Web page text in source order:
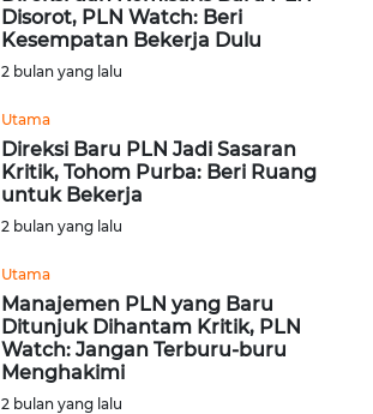
Disorot, PLN Watch: Beri
Kesempatan Bekerja Dulu
2 bulan yang lalu
Utama
Direksi Baru PLN Jadi Sasaran
Kritik, Tohom Purba: Beri Ruang
untuk Bekerja
2 bulan yang lalu
Utama
Manajemen PLN yang Baru
Ditunjuk Dihantam Kritik, PLN
Watch: Jangan Terburu-buru
Menghakimi
2 bulan yang lalu